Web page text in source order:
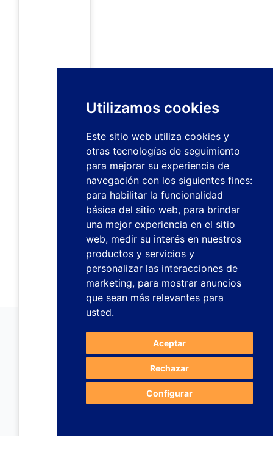
Utilizamos cookies
Este sitio web utiliza cookies y
otras tecnologías de seguimiento
para mejorar su experiencia de
navegación con los siguientes fines:
para habilitar la funcionalidad
básica del sitio web, para brindar
una mejor experiencia en el sitio
web, medir su interés en nuestros
productos y servicios y
personalizar las interacciones de
marketing, para mostrar anuncios
que sean más relevantes para
usted.
Aceptar
Rechazar
Configurar